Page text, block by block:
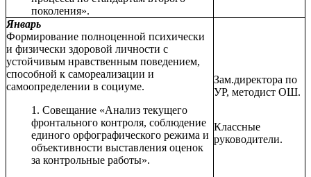
поколения».
Январь
Формирование полноценной психически
и физически здоровой личности с
устойчивым нравственным поведением,
способной к самореализации и
самоопределении в социуме.
1. Совещание «Анализ текущего
фронтального контроля, соблюдение
единого орфографического режима и
объективности выставления оценок
за контрольные работы».
Зам.директора по
УР, методист ОШ.
Классные
руководители.